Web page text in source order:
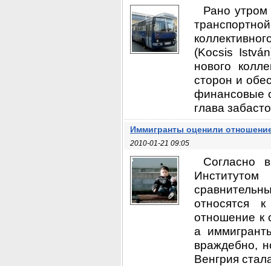
Рано утром
(Kocsis
нового
сторон и
финансовые
глава
Иммигранты оценили
2010-01-21 09:05
Согласно
относятся
отношение к
а
враждебно,
Венгрия